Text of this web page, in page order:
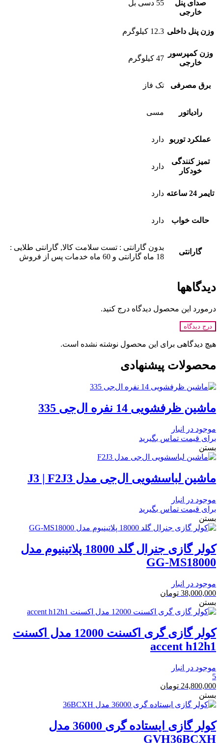
صدای پنل
خارجی
55 دسی بل
وزن پنل داخلی 12.3 کیلوگرم
وزن کمپرسور
خارجی
47 کیلوگرم
برق مصرفی تک فاز
رادیاتور مسی
عملکرد توربو دارد
تمیز کنندگی
خودکار
دارد
تایمر 24 ساعته دارد
حالت خواب دارد
گارانتی
بدون گارانتی : تست سلامت کالا, گارانتی طلایی :
18 ماه گارانتی و 60 ماه خدمات پس از فروش
دیدگاهها
درمورد این محصول دیدگاه درج کنید.
درج دیدگاه
هیچ دیدگاهی برای این محصول نوشته نشده است.
محصولات پیشنهادی
ماشین ظرفشویی 14 نفره ال‌جی 335
موجود در انبار
برای قیمت تماس بگیرید
بستن
ماشین لباسشویی ال‌جی مدل J3 | F2J3
موجود در انبار
برای قیمت تماس بگیرید
بستن
کولر گازی جنرال گلد 18000 پلاتینیوم مدل
GG-MS18000
موجود در انبار
38,000,000 تومان
بستن
کولر گازی گری اکسنت 12000 مدل اکسنت
accent h12h1
موجود در انبار
5
24,800,000 تومان
بستن
کولر گازی ایستاده گری 36000 مدل
GVH36BCXH